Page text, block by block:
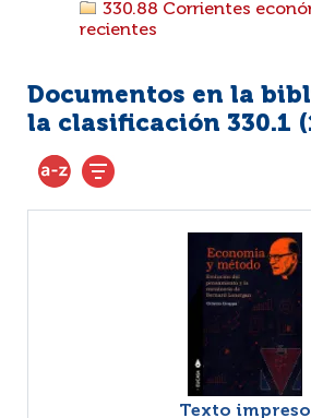
330.88 Corrientes
recientes
Documentos en la
la clasificación 330.1 (
Texto impreso